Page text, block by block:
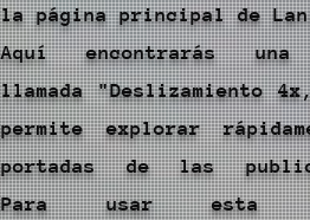
la página principal de
Aquí encontrarás una
llamada "Deslizamiento
permite explorar
portadas de las
Para usar esta